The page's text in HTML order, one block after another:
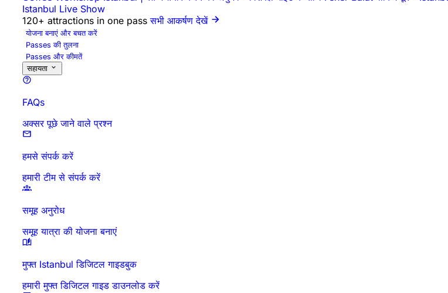
Istanbul Live Show
120+ attractions in one pass सभी आकर्षण देखें
योजना बनाएं और बचत करें
Passes की तुलना
Passes और कीमतें
सहायता
FAQs
अक्सर पूछे जाने वाले प्रश्न
हमसे संपर्क करें
हमारी टीम से संपर्क करें
समूह अनुरोध
समूह यात्रा की योजना बनाएं
मुफ्त Istanbul डिजिटल गाइडबुक
हमारी मुफ्त डिजिटल गाइड डाउनलोड करें